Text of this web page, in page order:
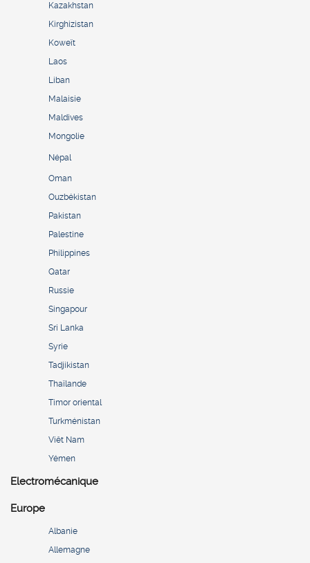
Kazakhstan
Kirghizistan
Koweït
Laos
Liban
Malaisie
Maldives
Mongolie
Népal
Oman
Ouzbékistan
Pakistan
Palestine
Philippines
Qatar
Russie
Singapour
Sri Lanka
Syrie
Tadjikistan
Thaïlande
Timor oriental
Turkménistan
Viêt Nam
Yémen
Electromécanique
Europe
Albanie
Allemagne